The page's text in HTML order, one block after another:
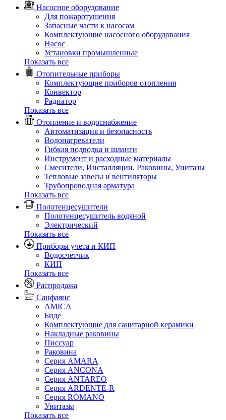
Насосное оборудование
Для пожаротушения
Запасные части к насосам
Комплектующие насосного оборудования
Насос
Установки промышленные
Показать все
Отопительные приборы
Комплектующие приборов отопления
Конвектор
Радиатор
Показать все
Отопление и водоснабжение
Автоматизация и безопасность
Водонагреватели
Гибкая подводка и шланги
Инструмент и расходные материалы
Смесители, Инсталляции, Раковины, Унитазы
Тепловые завесы и вентиляторы
Трубопроводная арматура
Показать все
Полотенцесушители
Полотенцесушитель водяной
Электрический
Показать все
Приборы учета и КИП
Водосчетчик
КИП
Показать все
Распродажа
Санфаянс
AMICA
Биде
Комплектующие для санитарной керамики
Накладные раковины
Писсуар
Раковина
Серия AMARA
Серия ANCONA
Серия ANTAREO
Серия ARDENTE-R
Серия ROMANO
Унитазы
Показать все